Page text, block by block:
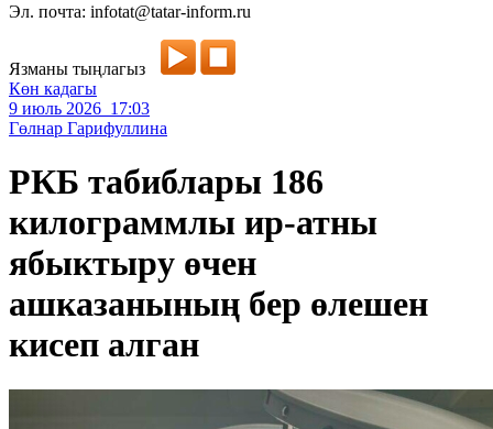
Эл. почта: infotat@tatar-inform.ru
Язманы тыңлагыз
Көн кадагы
9 июль 2026 17:03
Гөлнар Гарифуллина
РКБ табиблары 186
килограммлы ир-атны
ябыктыру өчен
ашказанының бер өлешен
кисеп алган